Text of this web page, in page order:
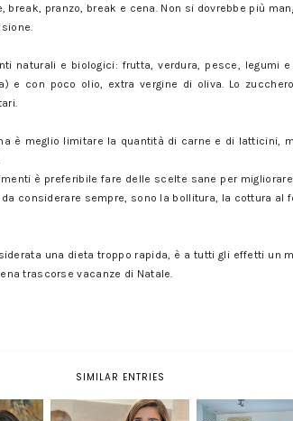
pranzo, break e cena. Non si dovrebbe più
naturali e biologici: frutta, verdura, pesce, legumi
e con poco olio, extra vergine di oliva. Lo
è meglio limitare la quantità di carne e di latticini,
è preferibile fare delle scelte sane per
considerare sempre, sono la bollitura, la cottura al
una dieta troppo rapida, è a tutti gli effetti un
trascorse vacanze di Natale.
SIMILAR ENTRIES